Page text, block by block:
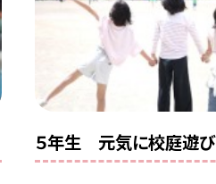
５年生 元気に校庭遊び